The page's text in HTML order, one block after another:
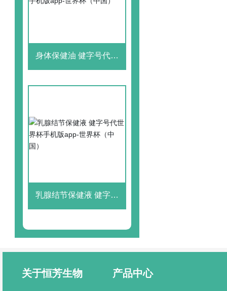
身体保健油 健字号代世
乳腺结节保健液 健字号
关于恒芳生物 产品中心